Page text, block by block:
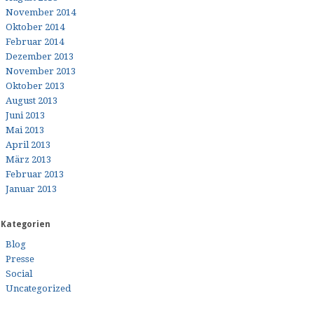
November 2014
Oktober 2014
Februar 2014
Dezember 2013
November 2013
Oktober 2013
August 2013
Juni 2013
Mai 2013
April 2013
März 2013
Februar 2013
Januar 2013
Kategorien
Blog
Presse
Social
Uncategorized